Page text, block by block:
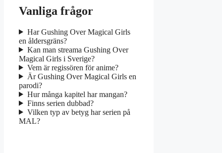
Vanliga frågor
Har Gushing Over Magical Girls
en åldersgräns?
Kan man streama Gushing Over
Magical Girls i Sverige?
Vem är regissören för anime?
Är Gushing Over Magical Girls en
parodi?
Hur många kapitel har mangan?
Finns serien dubbad?
Vilken typ av betyg har serien på
MAL?